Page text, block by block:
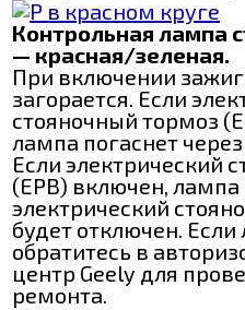
Контрольная лампа
— красная/зеленая.
При включении
загорается. Если
стояночный тормоз
лампа погаснет
Если электрический
(EPB) включен, лампа
электрический
будет отключен. Если
обратитесь в
центр Geely для
ремонта.